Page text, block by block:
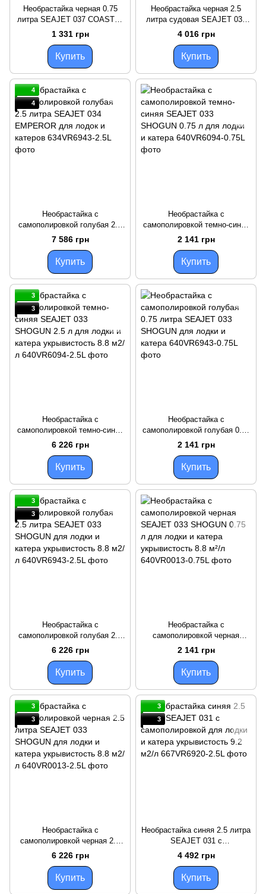
Необрастайка черная 0.75
литра SEAJET 037 COASTAL
для лодки и катера
антиобрастайка для всех
типов судов
1 331 грн
Купить
Необрастайка черная 2.5
литра судовая SEAJET 037
COASTAL для лодок и
катеров предотвращает
обрастание
4 016 грн
Купить
4
4
Необрастайка с
самополировкой голубая 2.5
литра SEAJET 034 EMPEROR
для лодок и катеров
7 586 грн
Купить
Необрастайка с
самополировкой темно-синяя
SEAJET 033 SHOGUN 0.75 л
для лодки и катера
2 141 грн
Купить
3
3
Необрастайка с
самополировкой темно-синяя
SEAJET 033 SHOGUN 2.5 л
для лодки и катера
укрывистость 8.8 м2/л
6 226 грн
Купить
Необрастайка с
самополировкой голубая 0.75
литра SEAJET 033 SHOGUN
для лодки и катера
2 141 грн
Купить
3
3
Необрастайка с
самополировкой голубая 2.5
литра SEAJET 033 SHOGUN
для лодки и катера
укрывистость 8.8 м2/л
6 226 грн
Купить
Необрастайка с
самополировкой черная
SEAJET 033 SHOGUN 0.75 л
для лодки и катера
укрывистость 8.8 м²/л
2 141 грн
Купить
3
3
Необрастайка с
самополировкой черная 2.5
литра SEAJET 033 SHOGUN
для лодки и катера
укрывистость 8.8 м2/л
6 226 грн
Купить
3
3
Необрастайка синяя 2.5 литра
SEAJET 031 с
самополировкой для лодки и
катера укрывистость 9.2 м2/л
4 492 грн
Купить